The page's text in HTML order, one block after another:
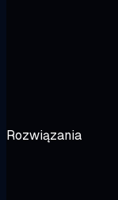
Rozwiązania